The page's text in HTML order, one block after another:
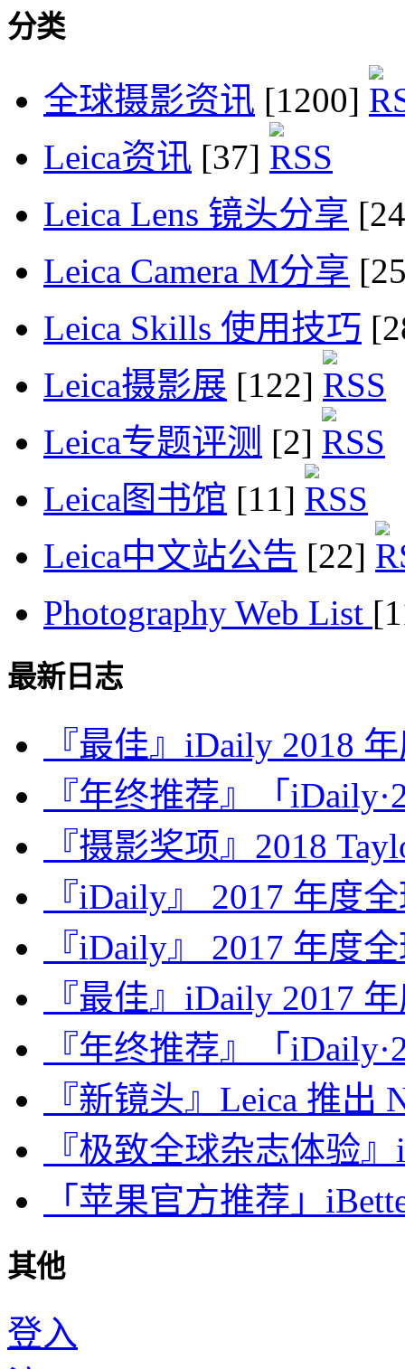
分类
全球摄影资讯 [1200]
Leica资讯 [37]
Leica Lens 镜头分享
Leica Camera M分享
Leica Skills 使用技巧
Leica摄影展 [122]
Leica专题评测 [2]
Leica图书馆 [11]
Leica中文站公告 [22]
Photography Web List
最新日志
『最佳』iDaily 2018
『年终推荐』「
『摄影奖项』2018
『iDaily』 2017 年度
『iDaily』 2017 年度
『最佳』iDaily 2017
『年终推荐』「
『新镜头』Leica 推出
『极致全球杂志体验
「苹果官方推荐」
其他
登入